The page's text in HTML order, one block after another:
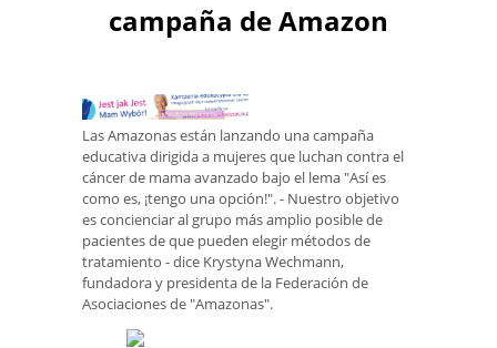
campaña de Amazon
Las Amazonas están lanzando una campaña
educativa dirigida a mujeres que luchan contra el
cáncer de mama avanzado bajo el lema "Así es
como es, ¡tengo una opción!". - Nuestro objetivo
es concienciar al grupo más amplio posible de
pacientes de que pueden elegir métodos de
tratamiento - dice Krystyna Wechmann,
fundadora y presidenta de la Federación de
Asociaciones de "Amazonas".